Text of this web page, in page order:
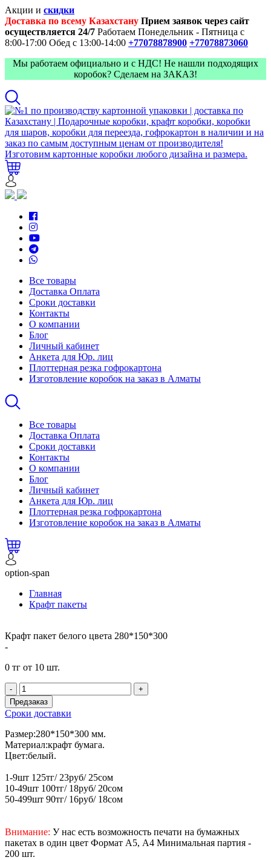
Акции и скидки
Доставка по всему Казахстану Прием заявок через сайт
осуществляется 24/7 Работаем Понедельник - Пятница с
8:00-17:00 Обед с 13:00-14:00 +77078878900 +77078873060
Мы работаем официально и с НДС! Не нашли подходящих
коробок? Сделаем на ЗАКАЗ!
Все товары
Доставка Оплата
Сроки доставки
Контакты
О компании
Блог
Личный кабинет
Анкета для Юр. лиц
Плоттерная резка гофрокартона
Изготовление коробок на заказ в Алматы
Все товары
Доставка Оплата
Сроки доставки
Контакты
О компании
Блог
Личный кабинет
Анкета для Юр. лиц
Плоттерная резка гофрокартона
Изготовление коробок на заказ в Алматы
option-span
Главная
Крафт пакеты
Крафт пакет белого цвета 280*150*300
-
0 тг от 10 шт.
-
+
Предзаказ
Сроки доставки
Размер:280*150*300 мм.
Материал:крафт бумага.
Цвет:белый.
1-9шт 125тг/ 23руб/ 25сом
10-49шт 100тг/ 18руб/ 20сом
50-499шт 90тг/ 16руб/ 18сом
Внимание: У нас есть возможность печати на бумажных
пакетах в один цвет Формат А5, А4 Минимальная партия -
200 шт.